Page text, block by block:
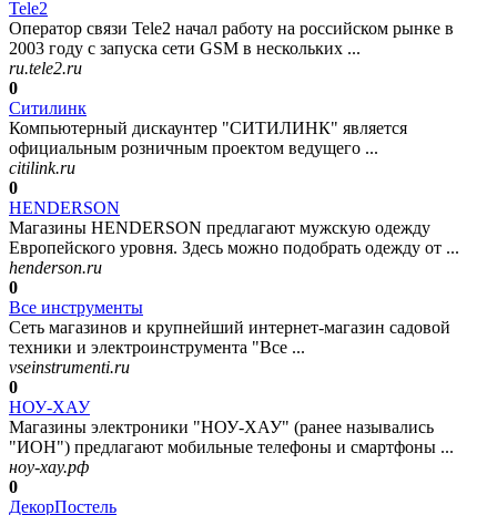
Tele2
Оператор связи Tele2 начал работу на российском рынке в
2003 году с запуска сети GSM в нескольких ...
ru.tele2.ru
0
Ситилинк
Компьютерный дискаунтер "СИТИЛИНК" является
официальным розничным проектом ведущего ...
citilink.ru
0
HENDERSON
Магазины HENDERSON предлагают мужскую одежду
Европейского уровня. Здесь можно подобрать одежду от ...
henderson.ru
0
Все инструменты
Сеть магазинов и крупнейший интернет-магазин садовой
техники и электроинструмента "Все ...
vseinstrumenti.ru
0
НОУ-ХАУ
Магазины электроники "НОУ-ХАУ" (ранее назывались
"ИОН") предлагают мобильные телефоны и смартфоны ...
ноу-хау.рф
0
ДекорПостель